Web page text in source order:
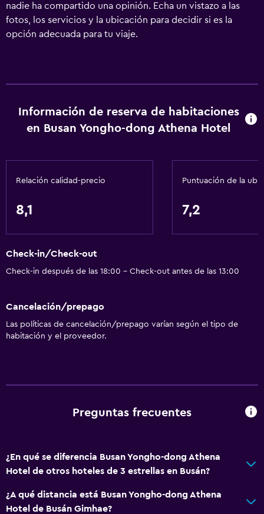
nadie ha compartido una opinión. Echa un vistazo a las
fotos, los servicios y la ubicación para decidir si es la
opción adecuada para tu viaje.
Información de reserva de habitaciones
en Busan Yongho-dong Athena Hotel
Relación calidad-precio
8,1
Puntuación de la
7,2
Check-in/Check-out
Check-in después de las 18:00 - Check-out antes de las 13:00
Cancelación/prepago
Las políticas de cancelación/prepago varían según el tipo de
habitación y el proveedor.
Preguntas frecuentes
¿En qué se diferencia Busan Yongho-dong Athena
Hotel de otros hoteles de 3 estrellas en Busán?
¿A qué distancia está Busan Yongho-dong Athena
Hotel de Busán Gimhae?